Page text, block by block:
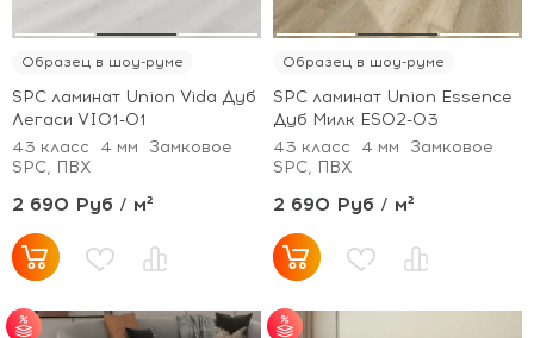
Образец в шоу-руме
SPC ламинат Union Vida Дуб
Легаси VI01-01
43 класс
4 мм
Замковое
SPC, ПВХ
2 690 Руб / м²
Образец в шоу-руме
SPC ламинат Union Essence
Дуб Милк ES02-03
43 класс
4 мм
Замковое
SPC, ПВХ
2 690 Руб / м²